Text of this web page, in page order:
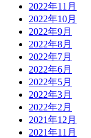
2022年11月
2022年10月
2022年9月
2022年8月
2022年7月
2022年6月
2022年5月
2022年3月
2022年2月
2021年12月
2021年11月